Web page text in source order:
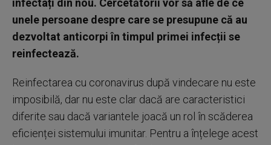
infectați din nou. Cercetătorii vor să afle de ce
unele persoane despre care se presupune că au
dezvoltat anticorpi în timpul primei infecții se
reinfectează.
Reinfectarea cu coronavirus după vindecare nu este
imposibilă, dar nu este clar dacă are caracteristici
diferite sau dacă variantele joacă un rol în scăderea
eficienței sistemului imunitar. Pentru a înțelege acest